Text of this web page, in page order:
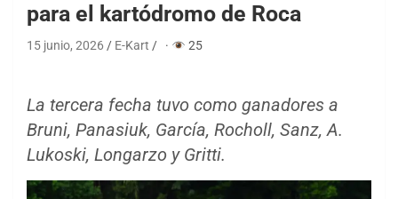
para el kartódromo de Roca
15 junio, 2026 E-Kart · 25
La tercera fecha tuvo como ganadores a
Bruni, Panasiuk, García, Rocholl, Sanz, A.
Lukoski, Longarzo y Gritti.